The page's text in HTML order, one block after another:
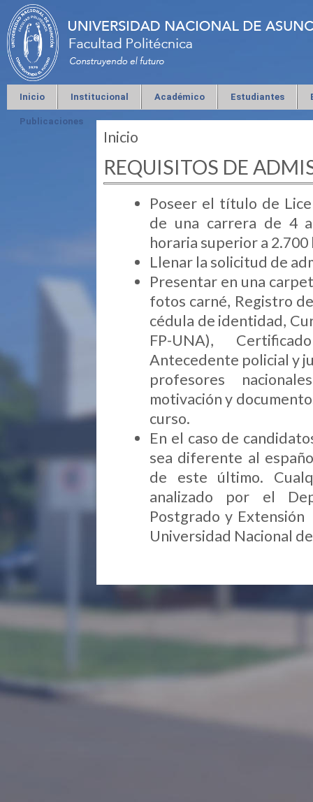
Inicio Institucional Académico Estudiantes
Publicaciones
Se encuentra usted aquí
Inicio
REQUISITOS DE
Poseer el título de
de una carrera de 4
horaria superior a
Llenar la solicitud de
Presentar en una
fotos carné, Registro
cédula de identidad,
FP-UNA),
Antecedente policial y
profesores
motivación y
curso.
En el caso de
sea diferente al
de este último.
analizado por el
Postgrado y
Universidad Nacional